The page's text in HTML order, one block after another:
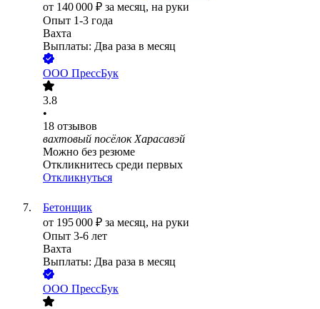
от 140 000 ₽ за месяц, на руки
Опыт 1-3 года
Вахта
Выплаты: Два раза в месяц
ООО ПрессБук
3.8
•
18 отзывов
вахтовый посёлок Харасавэй
Можно без резюме
Откликнитесь среди первых
Откликнуться
Бетонщик
от 195 000 ₽ за месяц, на руки
Опыт 3-6 лет
Вахта
Выплаты: Два раза в месяц
ООО ПрессБук